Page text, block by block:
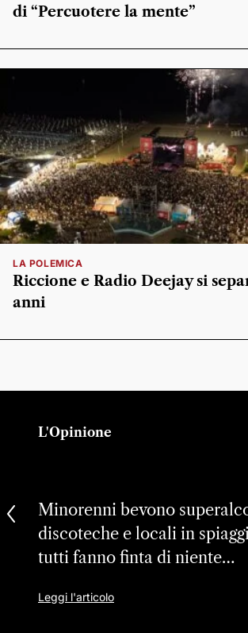
di “Percuotere la mente”
LA POLEMICA
Riccione e Radio Deejay si
anni
L'Opinione
Minorenni bevono
discoteche e locali in
tutti fanno finta di niente…
Leggi l'articolo